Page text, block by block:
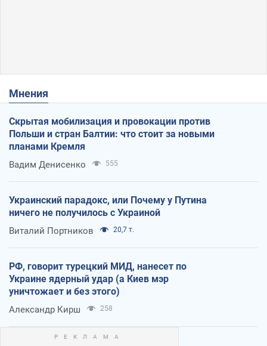
Мнения
Скрытая мобилизация и провокации против
Польши и стран Балтии: что стоит за новыми
планами Кремля
Вадим Денисенко 555
Украинский парадокс, или Почему у Путина
ничего не получилось с Украиной
Виталий Портников 20,7 т.
РФ, говорит турецкий МИД, нанесет по
Украине ядерный удар (а Киев мэр
уничтожает и без этого)
Александр Кирш 258